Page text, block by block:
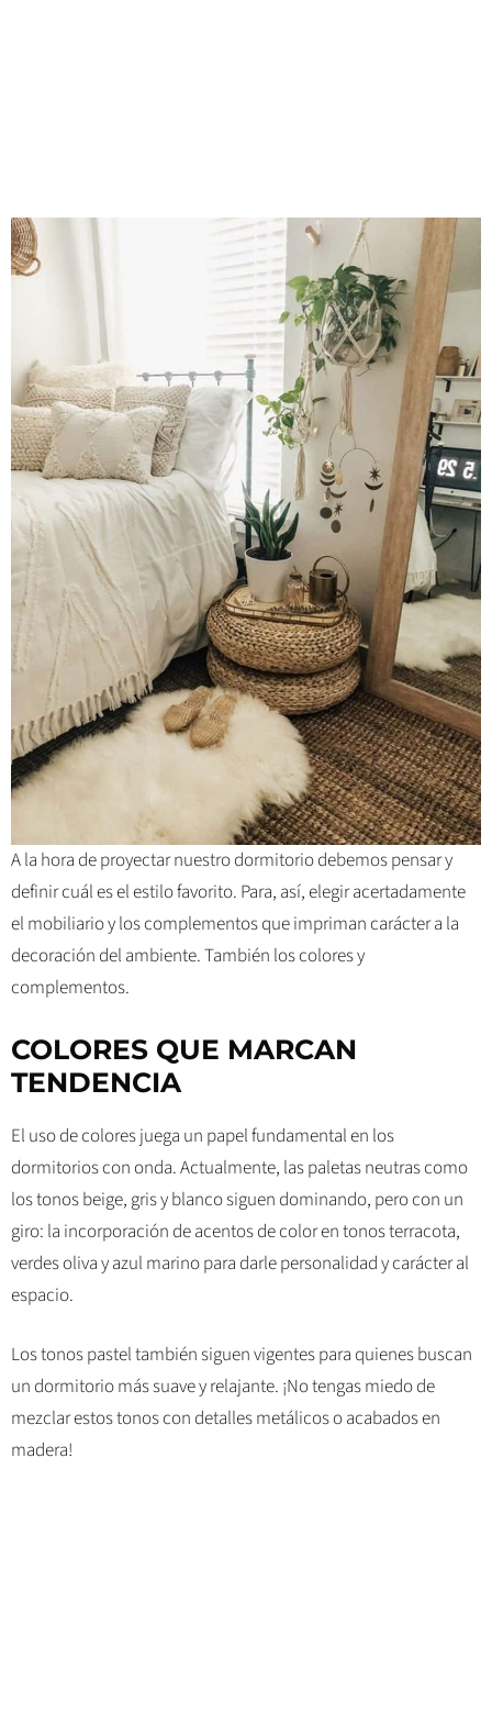
A la hora de proyectar nuestro dormitorio debemos pensar y
definir cuál es el estilo favorito. Para, así, elegir acertadamente
el mobiliario y los complementos que impriman carácter a la
decoración del ambiente. También los colores y
complementos.
COLORES QUE MARCAN
TENDENCIA
El uso de colores juega un papel fundamental en los
dormitorios con onda. Actualmente, las paletas neutras como
los tonos beige, gris y blanco siguen dominando, pero con un
giro: la incorporación de acentos de color en tonos terracota,
verdes oliva y azul marino para darle personalidad y carácter al
espacio.
Los tonos pastel también siguen vigentes para quienes buscan
un dormitorio más suave y relajante. ¡No tengas miedo de
mezclar estos tonos con detalles metálicos o acabados en
madera!